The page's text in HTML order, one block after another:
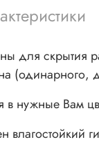
для скрытия
(одинарного,
в нужные Вам
влагостойкий